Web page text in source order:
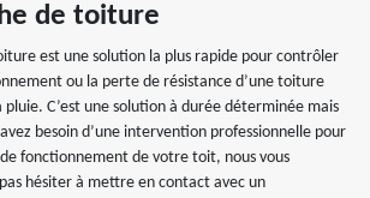
de toiture
est une solution la plus rapide pour contrôler
ou la perte de résistance d’une toiture
C’est une solution à durée déterminée mais
besoin d’une intervention professionnelle pour
fonctionnement de votre toit, nous vous
hésiter à mettre en contact avec un